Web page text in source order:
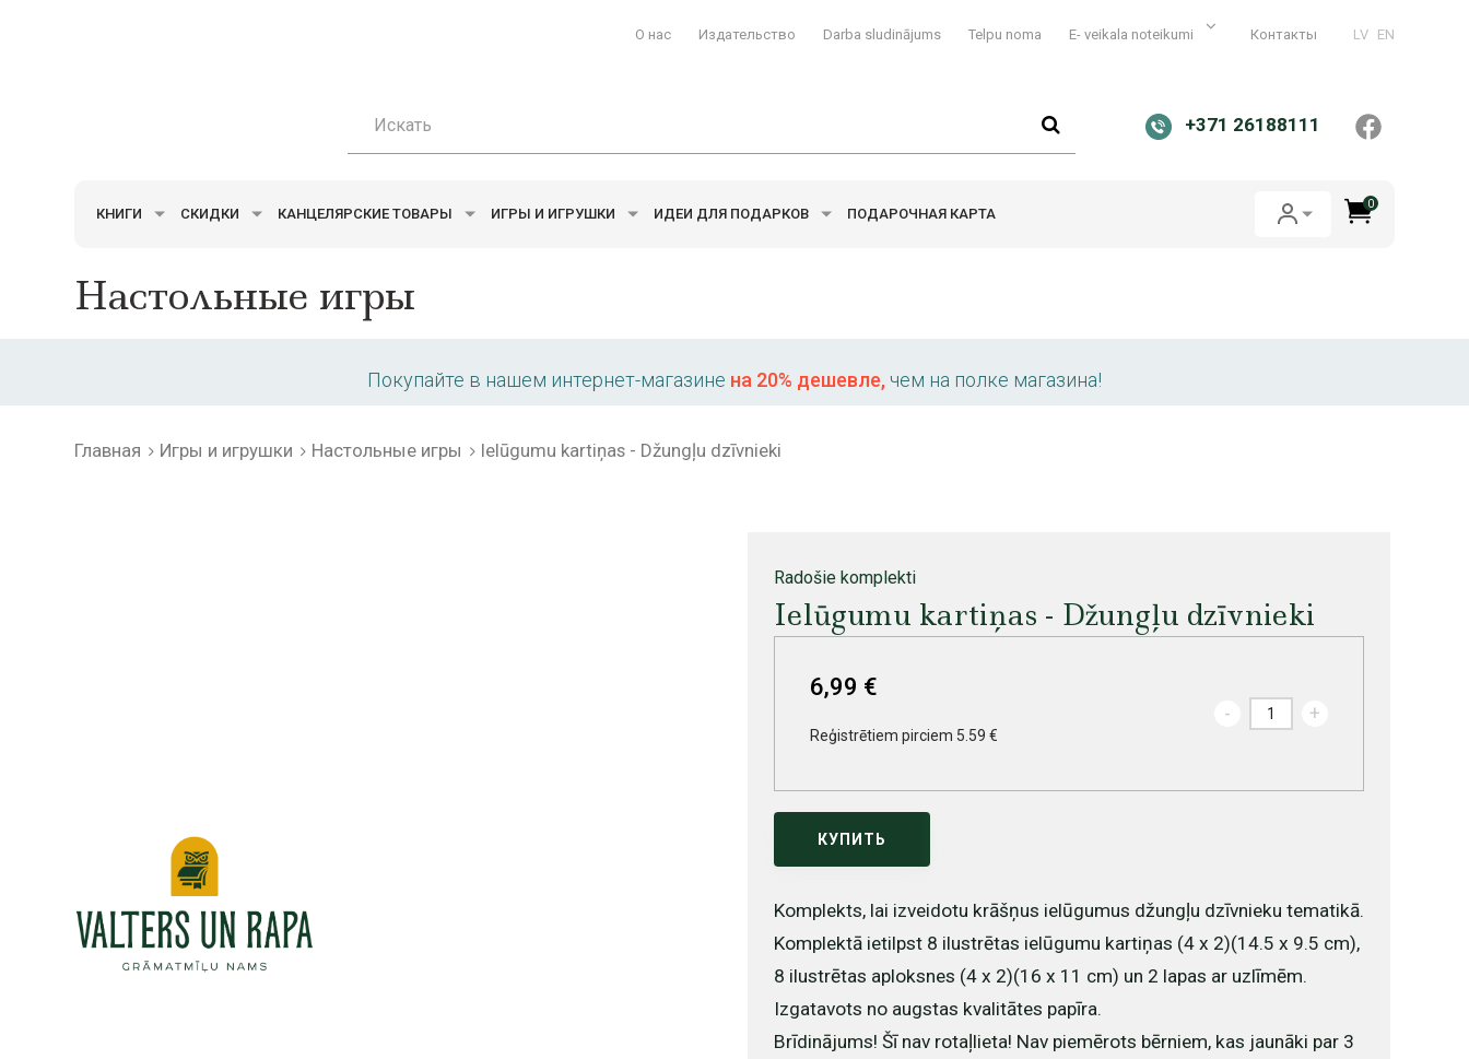
О нас Издательство Darba sludinājums Telpu noma E- veikala noteikumi Контакты LV EN
+371 26188111
КНИГИ СКИДКИ КАНЦЕЛЯРСКИЕ ТОВАРЫ ИГРЫ И ИГРУШКИ ИДЕИ ДЛЯ ПОДАРКОВ ПОДАРОЧНАЯ КАРТА
0
Настольные игры
Покупайте в нашем интернет-магазине на 20% дешевле, чем на полке магазина!
Главная Игры и игрушки Настольные игры Ielūgumu kartiņas - Džungļu dzīvnieki
Radošie komplekti
Ielūgumu kartiņas - Džungļu dzīvnieki
6,99 €
Reģistrētiem pirciem 5.59 €
- +
КУПИТЬ
Komplekts, lai izveidotu krāšņus ielūgumus džungļu dzīvnieku tematikā.
Komplektā ietilpst 8 ilustrētas ielūgumu kartiņas (4 x 2)(14.5 x 9.5 cm),
8 ilustrētas aploksnes (4 x 2)(16 x 11 cm) un 2 lapas ar uzlīmēm.
Izgatavots no augstas kvalitātes papīra.
Brīdinājums! Šī nav rotaļlieta! Nav piemērots bērniem, kas jaunāki par 3